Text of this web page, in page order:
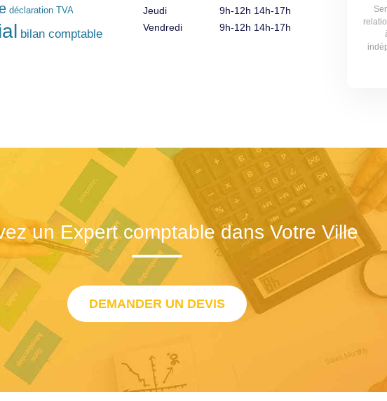
déclaration TVA
bilan comptable
Jeudi
Vendredi
9h-12h 14h-17h
9h-12h 14h-17h
un Expert comptable dans Votre Ville
DEMANDER UN DEVIS